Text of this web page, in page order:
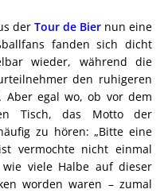
der Tour de Bier nun eine
fanden sich dicht
wieder, während die
den ruhigeren
Aber egal wo, ob vor dem
Tisch, das Motto der
zu hören: „Bitte eine
vermochte nicht einmal
viele Halbe auf dieser
worden waren – zumal